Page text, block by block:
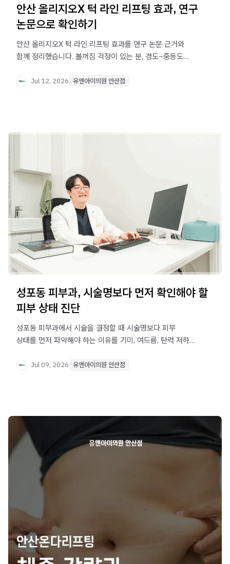
안산 올리지오X 턱 라인 리프팅 효과, 연구
논문으로 확인하기
안산 올리지오X 턱 라인 리프팅 효과를 연구 논문 근거와
함께 정리했습니다. 볼꺼짐 걱정이 있는 분, 경도~중등도
Jul 12, 2026 유앤아이의원 안산점
성포동 피부과, 시술명보다 먼저 확인해야 할
피부 상태 진단
성포동 피부과에서 시술을 결정할 때 시술명보다 피부
상태를 먼저 파악해야 하는 이유를 기미, 여드름, 탄력 저하
기준도 확인해보세요.
Jul 09, 2026 유앤아이의원 안산점